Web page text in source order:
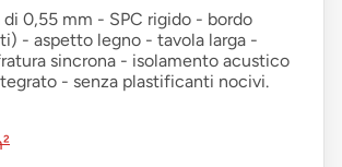
di 0,55 mm - SPC rigido - bordo
- aspetto legno - tavola larga -
sincrona - isolamento acustico
- senza plastificanti nocivi.